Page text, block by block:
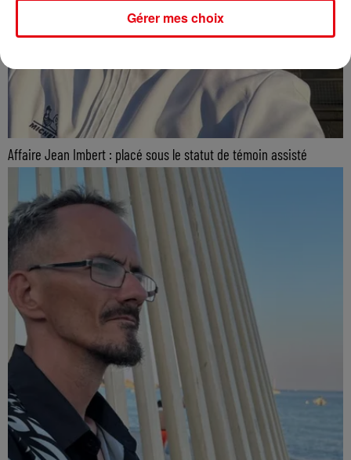
Affaire Jean Imbert : placé sous le statut de témoin assisté
Gérer mes choix